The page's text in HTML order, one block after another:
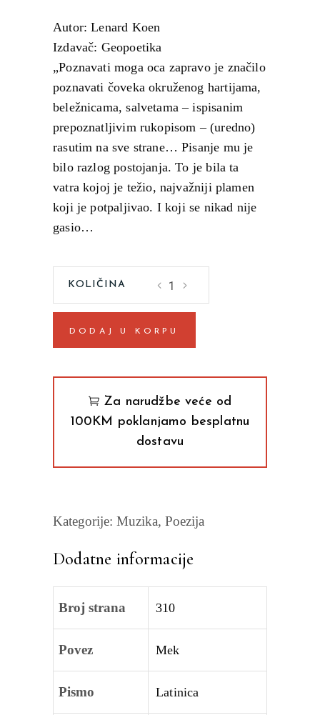
Autor: Lenard Koen
Izdavač: Geopoetika
„Poznavati moga oca zapravo je značilo
poznavati čoveka okruženog hartijama,
beležnicama, salvetama – ispisanim
prepoznatljivim rukopisom – (uredno)
rasutim na sve strane… Pisanje mu je
bilo razlog postojanja. To je bila ta
vatra kojoj je težio, najvažniji plamen
koji je potpaljivao. I koji se nikad nije
gasio…
pesme
i
iz
beležnica
Lenard
Koen
DODAJ U KORPU
Za narudžbe veće od
100KM poklanjamo besplatnu
dostavu
Kategorije: Muzika, Poezija
Dodatne informacije
Broj strana 310
Povez Mek
Pismo Latinica